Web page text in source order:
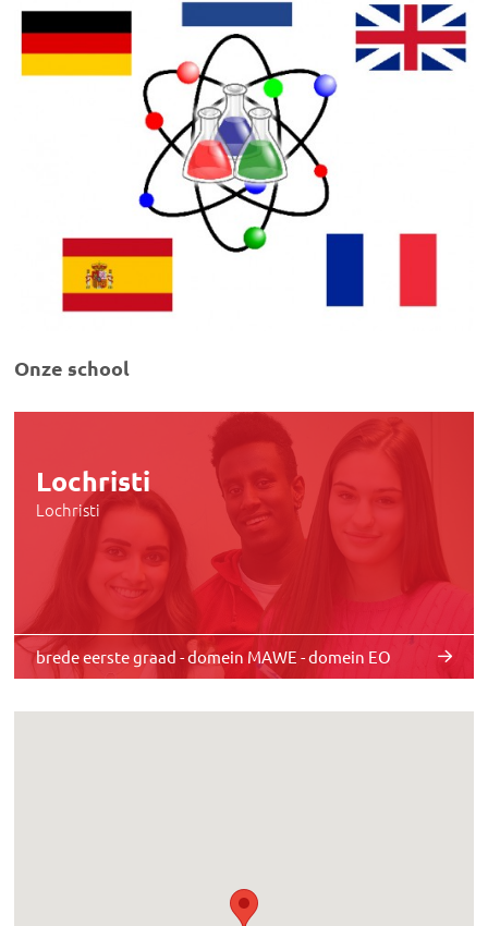
Onze school
Lochristi
Lochristi
brede eerste graad - domein MAWE - domein EO